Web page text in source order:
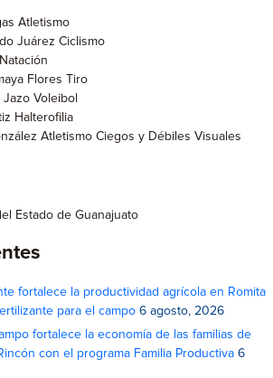
Atletismo
Juárez Ciclismo
Flores Tiro
Voleibol
Halterofilia
Atletismo Ciegos y Débiles Visuales
Estado de Guanajuato
fortalece la productividad agrícola en Romita
para el campo 6 agosto, 2026
fortalece la economía de las familias de
con el programa Familia Productiva 6